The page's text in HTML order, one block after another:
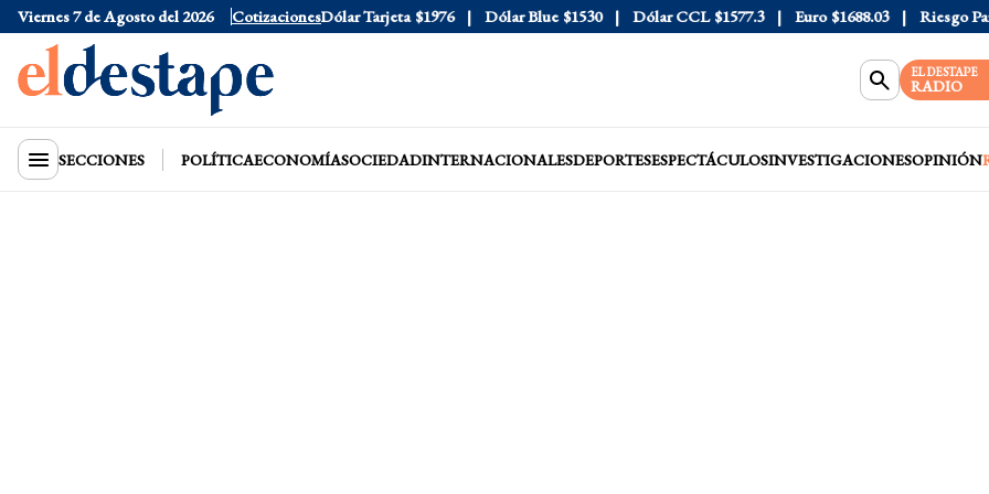
Viernes 7 de Agosto del 2026 Cotizaciones
Dólar Oficial $1520 Dólar Tarjeta $1976 Dólar Blue $1530 Dólar CCL $1577.3 Euro $1688.03 Riesgo País
EL DESTAPE
RADIO
SECCIONES POLÍTICAECONOMÍASOCIEDADINTERNACIONALESDEPORTESESPECTÁCULOSINVESTIGACIONESOPINIÓN